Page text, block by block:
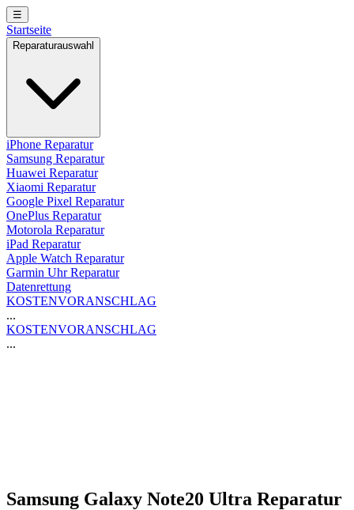
☰
Startseite
Reparaturauswahl
iPhone Reparatur
Samsung Reparatur
Huawei Reparatur
Xiaomi Reparatur
Google Pixel Reparatur
OnePlus Reparatur
Motorola Reparatur
iPad Reparatur
Apple Watch Reparatur
Garmin Uhr Reparatur
Datenrettung
KOSTENVORANSCHLAG
...
KOSTENVORANSCHLAG
...
Samsung Galaxy Note20 Ultra Reparatur